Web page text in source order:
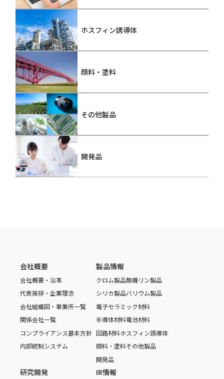
ホスフィン誘導体
顔料・塗料
その他製品
開発品
会社概要
会社概要・沿革
代表挨拶・企業理念
会社組織図・事業所一覧
関係会社一覧
コンプライアンス基本方針
内部統制システム
製品情報
クロム製品無機リン製品
シリカ製品バリウム製品
電子セラミック材料
半導体材料電池材料
回路材料ホスフィン誘導体
顔料・塗料その他製品
開発品
研究開発 IR情報